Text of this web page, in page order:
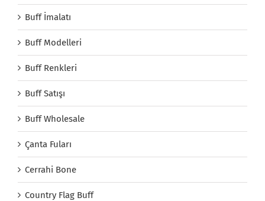
Buff İmalatı
Buff Modelleri
Buff Renkleri
Buff Satışı
Buff Wholesale
Çanta Fuları
Cerrahi Bone
Country Flag Buff